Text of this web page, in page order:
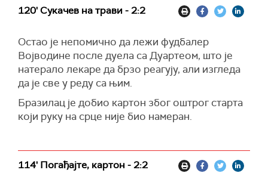
120' Сукачев на трави - 2:2
Остао је непомично да лежи фудбалер
Војводине после дуела са Дуартеом, што је
натерало лекаре да брзо реагују, али изгледа
да је све у реду са њим.
Бразилац је добио картон због оштрог старта
који руку на срце није био намеран.
114' Погађајте, картон - 2:2